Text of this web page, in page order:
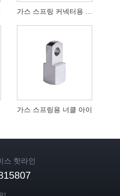
가스 스프링 커넥터용 클레비스
가스 스프링용 너클 아이
스 핫라인